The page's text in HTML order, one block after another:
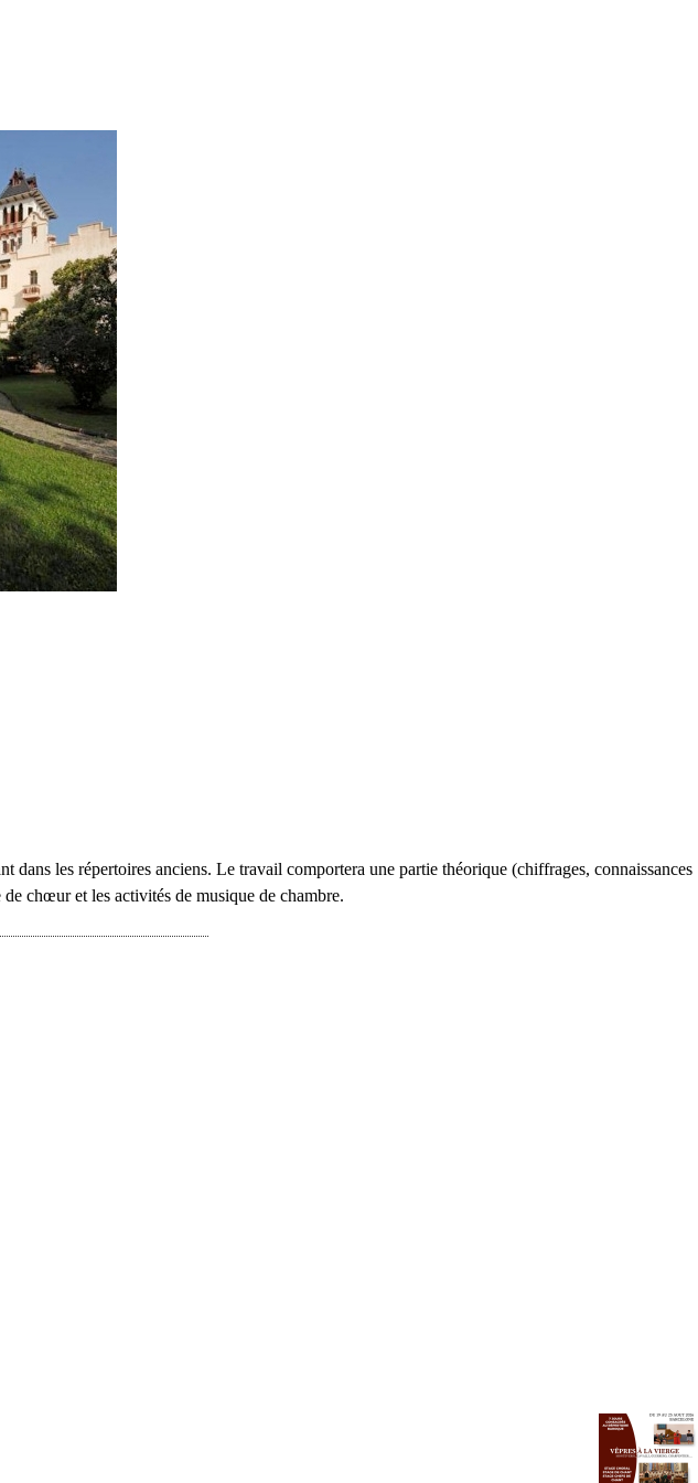
dans les répertoires anciens. Le travail comportera une partie théorique (chiffrages, connaissances
chœur et les activités de musique de chambre.